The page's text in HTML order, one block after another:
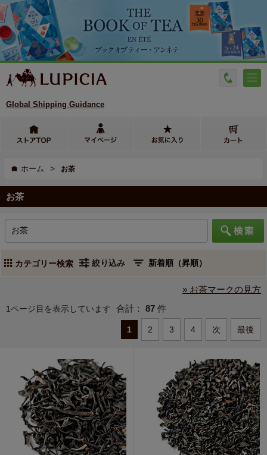
Global Shipping Guidance
ホーム > お茶
お茶
カテゴリー検索 絞り込み
» お茶マークの見方
1ページ目を表示しています 合計： 87 件
1 2 3 4 次 最後